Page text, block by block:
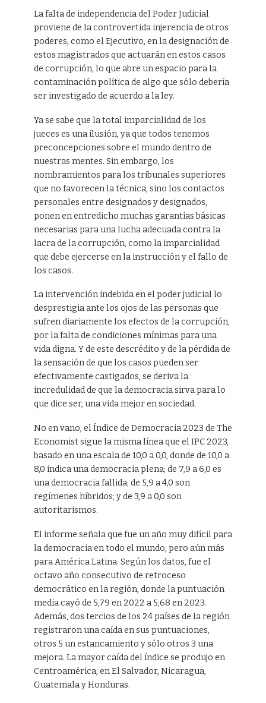
La falta de independencia del Poder Judicial
proviene de la controvertida injerencia de otros
poderes, como el Ejecutivo, en la designación de
estos magistrados que actuarán en estos casos
de corrupción, lo que abre un espacio para la
contaminación política de algo que sólo debería
ser investigado de acuerdo a la ley.
Ya se sabe que la total imparcialidad de los
jueces es una ilusión, ya que todos tenemos
preconcepciones sobre el mundo dentro de
nuestras mentes. Sin embargo, los
nombramientos para los tribunales superiores
que no favorecen la técnica, sino los contactos
personales entre designados y designados,
ponen en entredicho muchas garantías básicas
necesarias para una lucha adecuada contra la
lacra de la corrupción, como la imparcialidad
que debe ejercerse en la instrucción y el fallo de
los casos.
La intervención indebida en el poder judicial lo
desprestigia ante los ojos de las personas que
sufren diariamente los efectos de la corrupción,
por la falta de condiciones mínimas para una
vida digna. Y de este descrédito y de la pérdida de
la sensación de que los casos pueden ser
efectivamente castigados, se deriva la
incredulidad de que la democracia sirva para lo
que dice ser, una vida mejor en sociedad.
No en vano, el Índice de Democracia 2023 de The
Economist sigue la misma línea que el IPC 2023,
basado en una escala de 10,0 a 0,0, donde de 10,0 a
8,0 indica una democracia plena; de 7,9 a 6,0 es
una democracia fallida; de 5,9 a 4,0 son
regímenes híbridos; y de 3,9 a 0,0 son
autoritarismos.
El informe señala que fue un año muy difícil para
la democracia en todo el mundo, pero aún más
para América Latina. Según los datos, fue el
octavo año consecutivo de retroceso
democrático en la región, donde la puntuación
media cayó de 5,79 en 2022 a 5,68 en 2023.
Además, dos tercios de los 24 países de la región
registraron una caída en sus puntuaciones,
otros 5 un estancamiento y sólo otros 3 una
mejora. La mayor caída del índice se produjo en
Centroamérica, en El Salvador, Nicaragua,
Guatemala y Honduras.